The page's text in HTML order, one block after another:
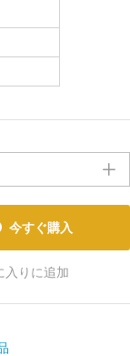
今すぐ購入
入りに追加